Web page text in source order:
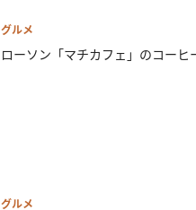
グルメ
ローソン「マチカフェ」のコー
グルメ